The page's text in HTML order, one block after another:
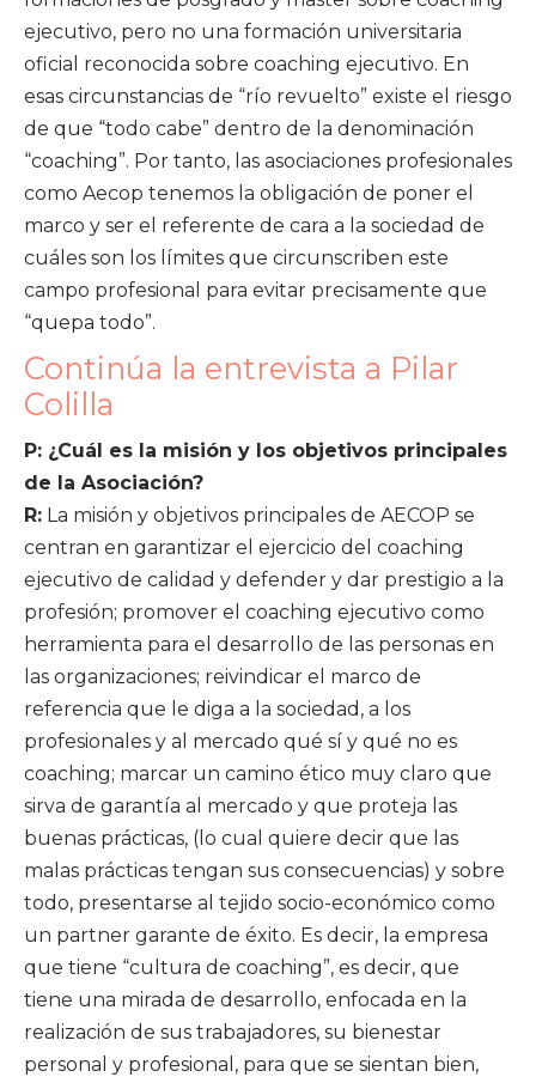
ejecutivo, pero no una formación universitaria
oficial reconocida sobre coaching ejecutivo. En
esas circunstancias de “río revuelto” existe el riesgo
de que “todo cabe” dentro de la denominación
“coaching”. Por tanto, las asociaciones profesionales
como Aecop tenemos la obligación de poner el
marco y ser el referente de cara a la sociedad de
cuáles son los límites que circunscriben este
campo profesional para evitar precisamente que
“quepa todo”.
Continúa la entrevista a Pilar
Colilla
P: ¿Cuál es la misión y los objetivos principales
de la Asociación?
R: La misión y objetivos principales de AECOP se
centran en garantizar el ejercicio del coaching
ejecutivo de calidad y defender y dar prestigio a la
profesión; promover el coaching ejecutivo como
herramienta para el desarrollo de las personas en
las organizaciones; reivindicar el marco de
referencia que le diga a la sociedad, a los
profesionales y al mercado qué sí y qué no es
coaching; marcar un camino ético muy claro que
sirva de garantía al mercado y que proteja las
buenas prácticas, (lo cual quiere decir que las
malas prácticas tengan sus consecuencias) y sobre
todo, presentarse al tejido socio-económico como
un partner garante de éxito. Es decir, la empresa
que tiene “cultura de coaching”, es decir, que
tiene una mirada de desarrollo, enfocada en la
realización de sus trabajadores, su bienestar
personal y profesional, para que se sientan bien,